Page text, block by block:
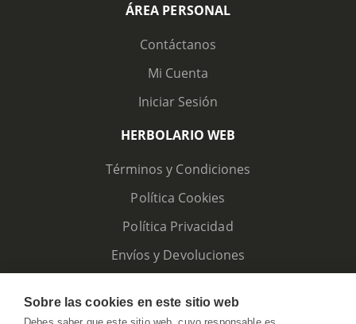
ÁREA PERSONAL
Contáctanos
Mi Cuenta
Iniciar Sesión
HERBOLARIO WEB
Términos y Condiciones
Política Cookies
Política Privacidad
Envíos y Devoluciones
Sobre las cookies en este sitio web